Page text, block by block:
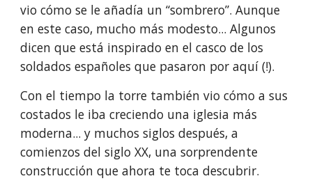
vio cómo se le añadía un “sombrero”. Aunque
en este caso, mucho más modesto... Algunos
dicen que está inspirado en el casco de los
soldados españoles que pasaron por aquí (!).
Con el tiempo la torre también vio cómo a sus
costados le iba creciendo una iglesia más
moderna... y muchos siglos después, a
comienzos del siglo XX, una sorprendente
construcción que ahora te toca descubrir.